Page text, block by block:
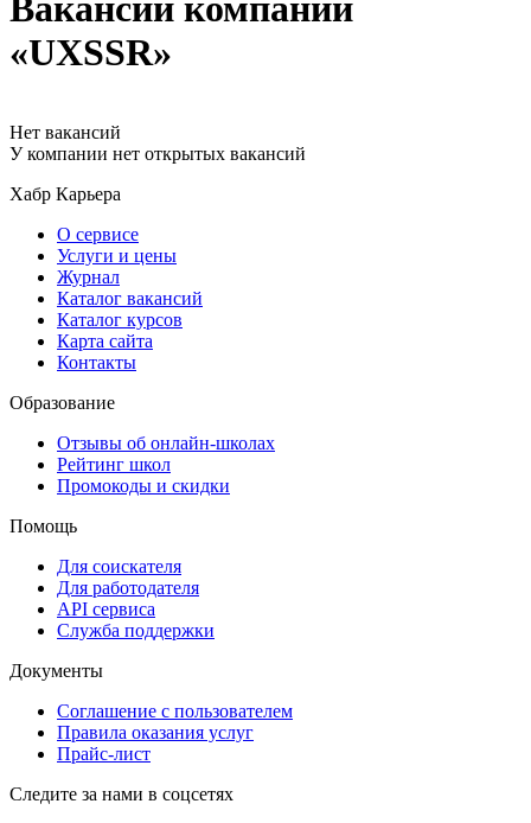
Вакансии компании
«UXSSR»
Нет вакансий
У компании нет открытых вакансий
Хабр Карьера
О сервисе
Услуги и цены
Журнал
Каталог вакансий
Каталог курсов
Карта сайта
Контакты
Образование
Отзывы об онлайн-школах
Рейтинг школ
Промокоды и скидки
Помощь
Для соискателя
Для работодателя
API сервиса
Служба поддержки
Документы
Соглашение с пользователем
Правила оказания услуг
Прайс-лист
Следите за нами в соцсетях